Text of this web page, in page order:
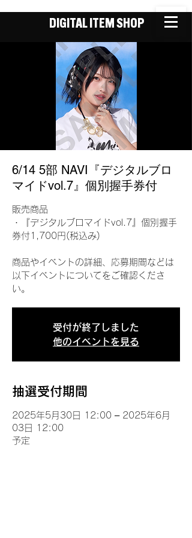
DIGITAL ITEM SHOP
6/14 5部 NAVI『デジタルブロ
マイドvol.7』個別握手券付
販売商品
・『デジタルブロマイドvol.7』個別握手
券付1,700円(税込み)
商品やイベントの詳細、応募期間などは
以下イベントについてをご確認くださ
い。
受付が終了しました
他のイベントを見る
抽選受付期間
2025年5月30日 12:00 – 2025年6月
03日 12:00
予定